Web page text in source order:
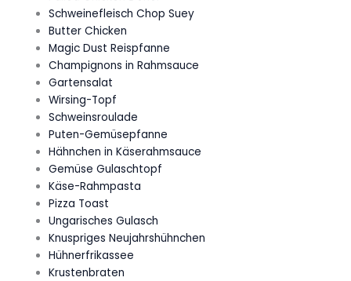
Schweinefleisch Chop Suey
Butter Chicken
Magic Dust Reispfanne
Champignons in Rahmsauce
Gartensalat
Wirsing-Topf
Schweinsroulade
Puten-Gemüsepfanne
Hähnchen in Käserahmsauce
Gemüse Gulaschtopf
Käse-Rahmpasta
Pizza Toast
Ungarisches Gulasch
Knuspriges Neujahrshühnchen
Hühnerfrikassee
Krustenbraten